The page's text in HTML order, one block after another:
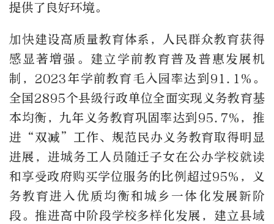
提供了良好环境。
加快建设高质量教育体系，人民群众教育获得
感显著增强。建立学前教育普及普惠发展机
制，2023年学前教育毛入园率达到91.1%。
全国2895个县级行政单位全面实现义务教育基
本均衡，九年义务教育巩固率达到95.7%，推
进“双减”工作、规范民办义务教育取得明显
进展，进城务工人员随迁子女在公办学校就读
和享受政府购买学位服务的比例超过95%，义
务教育进入优质均衡和城乡一体化发展新阶
段。推进高中阶段学校多样化发展，建立县域